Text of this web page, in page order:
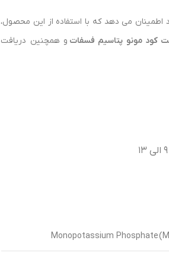
اطمینان می‌ دهد که با استفاده از این محصول،
کود مونو پتاسیم فسفات و همچنین دریافت
Monopotassium Phosphate